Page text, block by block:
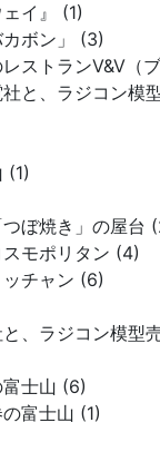
イ』 (1)
ボン」 (3)
ストランV&V（
と、ラジコン模
(1)
ぼ焼き」の屋台
モポリタン (4)
チャン (6)
、ラジコン模型
士山 (6)
富士山 (1)